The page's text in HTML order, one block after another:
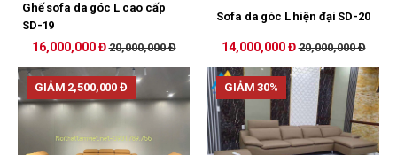
Ghế sofa da góc L cao cấp
SD-19
16,000,000 Đ 20,000,000 Đ
Sofa da góc L hiện đại SD-20
14,000,000 Đ 20,000,000 Đ
GIẢM 2,500,000 Đ GIẢM 30%